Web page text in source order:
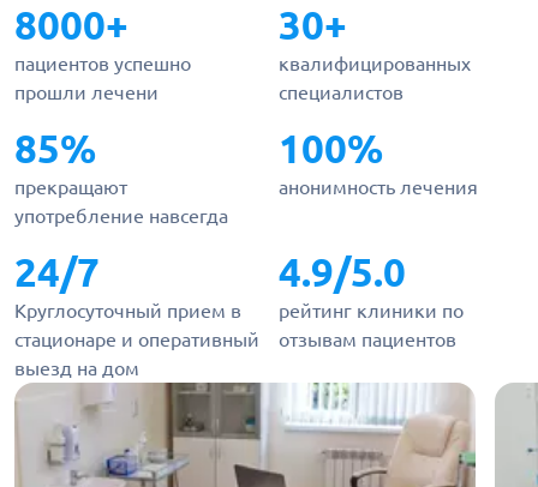
8000+
пациентов успешно
прошли лечени
30+
квалифицированных
специалистов
85%
прекращают
употребление навсегда
100%
анонимность лечения
24/7
Круглосуточный прием в
стационаре и оперативный
выезд на дом
4.9/5.0
рейтинг клиники по
отзывам пациентов